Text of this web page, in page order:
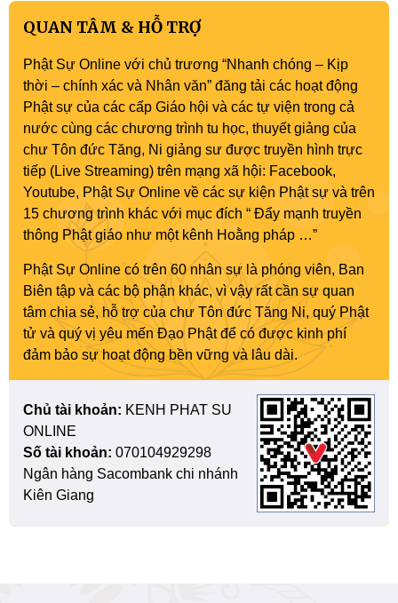
QUAN TÂM & HỖ TRỢ
Phật Sự Online với chủ trương “Nhanh chóng – Kịp
thời – chính xác và Nhân văn” đăng tải các hoạt động
Phật sự của các cấp Giáo hội và các tự viện trong cả
nước cùng các chương trình tu học, thuyết giảng của
chư Tôn đức Tăng, Ni giảng sư được truyền hình trực
tiếp (Live Streaming) trên mạng xã hội: Facebook,
Youtube, Phật Sự Online về các sự kiện Phật sự và trên
15 chương trình khác với mục đích “ Đẩy mạnh truyền
thông Phật giáo như một kênh Hoằng pháp …”
Phật Sự Online có trên 60 nhân sự là phóng viên, Ban
Biên tập và các bộ phận khác, vì vậy rất cần sự quan
tâm chia sẻ, hỗ trợ của chư Tôn đức Tăng Ni, quý Phật
tử và quý vị yêu mến Đạo Phật để có được kinh phí
đảm bảo sự hoạt động bền vững và lâu dài.
Chủ tài khoản: KENH PHAT SU
ONLINE
Số tài khoản: 070104929298
Ngân hàng Sacombank chi nhánh
Kiên Giang